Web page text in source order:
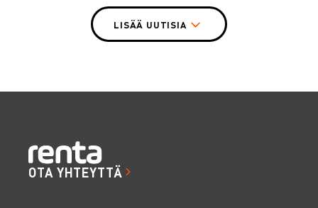
LISÄÄ UUTISIA
OTA YHTEYTTÄ